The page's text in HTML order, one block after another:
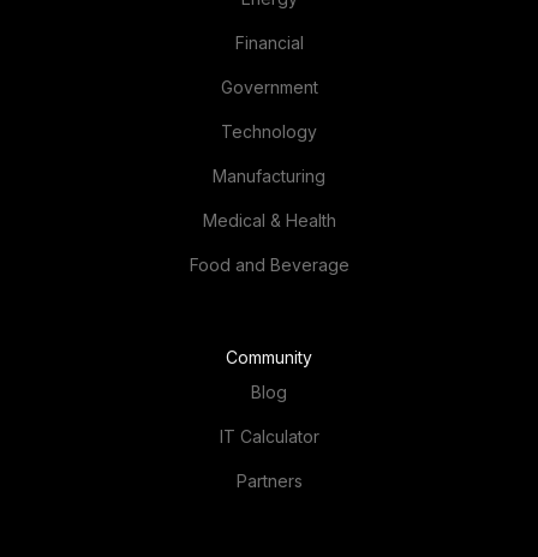
Financial
Government
Technology
Manufacturing
Medical & Health
Food and Beverage
Community
Blog
IT Calculator
Partners